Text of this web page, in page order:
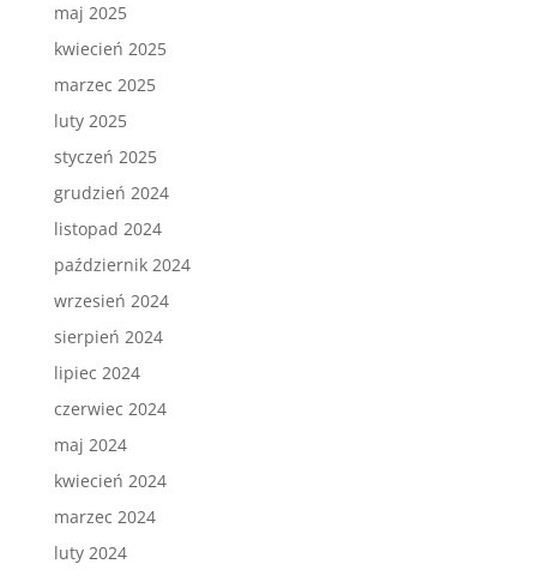
maj 2025
kwiecień 2025
marzec 2025
luty 2025
styczeń 2025
grudzień 2024
listopad 2024
październik 2024
wrzesień 2024
sierpień 2024
lipiec 2024
czerwiec 2024
maj 2024
kwiecień 2024
marzec 2024
luty 2024